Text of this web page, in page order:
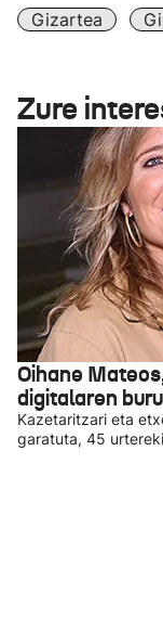
Gizartea
Zure
Oihane
digitalaren
Kazetaritzari eta
garatuta, 45